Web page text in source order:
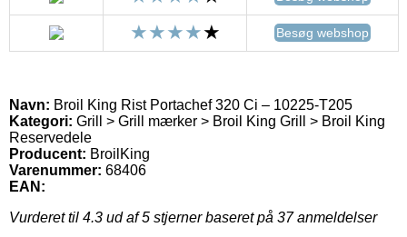
Besøg webshop
Navn: Broil King Rist Portachef 320 Ci – 10225-T205
Kategori: Grill > Grill mærker > Broil King Grill > Broil King
Reservedele
Producent: BroilKing
Varenummer: 68406
EAN:
Vurderet til 4.3 ud af 5 stjerner baseret på 37anmeldelser